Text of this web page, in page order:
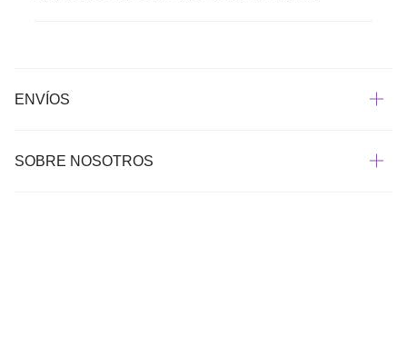
ENVÍOS
SOBRE NOSOTROS